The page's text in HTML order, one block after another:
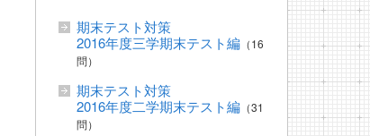
期末テスト対策
2016年度三学期末テスト編 （16
問）
期末テスト対策
2016年度二学期末テスト編 （31
問）